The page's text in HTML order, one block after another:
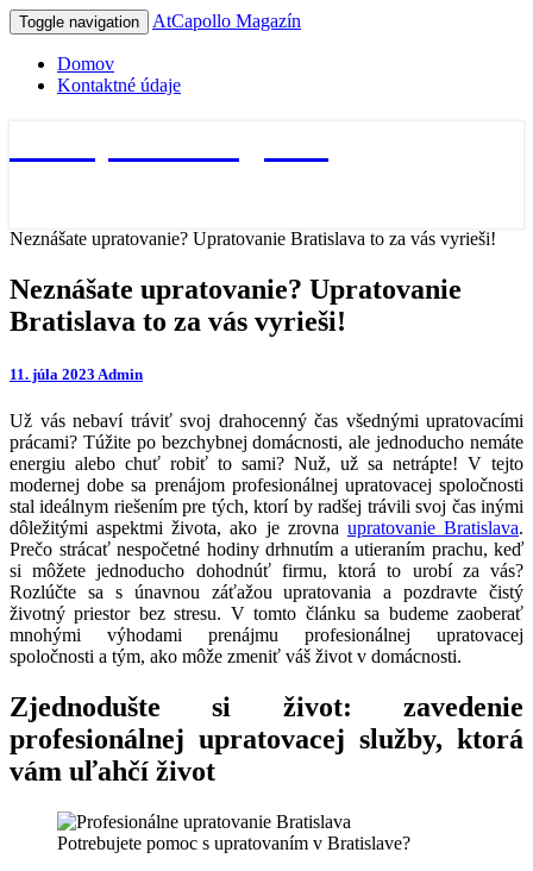
Toggle navigation AtCapollo Magazín
Domov
Kontaktné údaje
Neznášate upratovanie? Upratovanie Bratislava to za vás vyrieši!
Neznášate upratovanie? Upratovanie
Bratislava to za vás vyrieši!
11. júla 2023 Admin
Už vás nebaví tráviť svoj drahocenný čas všednými upratovacími
prácami? Túžite po bezchybnej domácnosti, ale jednoducho nemáte
energiu alebo chuť robiť to sami? Nuž, už sa netrápte! V tejto
modernej dobe sa prenájom profesionálnej upratovacej spoločnosti
stal ideálnym riešením pre tých, ktorí by radšej trávili svoj čas inými
dôležitými aspektmi života, ako je zrovna upratovanie Bratislava.
Prečo strácať nespočetné hodiny drhnutím a utieraním prachu, keď
si môžete jednoducho dohodnúť firmu, ktorá to urobí za vás?
Rozlúčte sa s únavnou záťažou upratovania a pozdravte čistý
životný priestor bez stresu. V tomto článku sa budeme zaoberať
mnohými výhodami prenájmu profesionálnej upratovacej
spoločnosti a tým, ako môže zmeniť váš život v domácnosti.
Zjednodušte si život: zavedenie
profesionálnej upratovacej služby, ktorá
vám uľahčí život
Potrebujete pomoc s upratovaním v Bratislave?